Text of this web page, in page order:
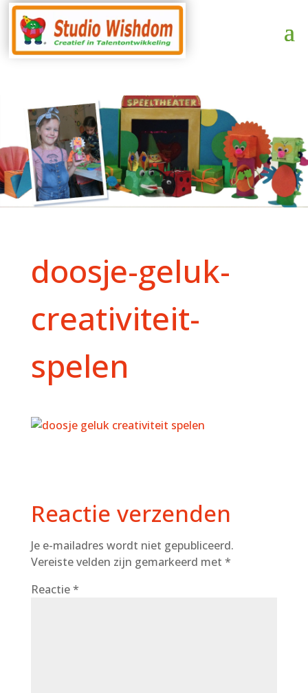
doosje-geluk-
creativiteit-
spelen
Reactie verzenden
Je e-mailadres wordt niet gepubliceerd.
Vereiste velden zijn gemarkeerd met *
Reactie*